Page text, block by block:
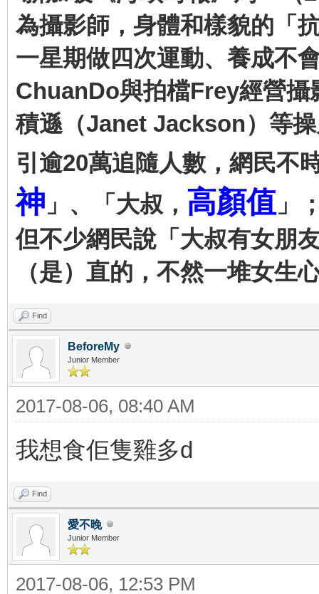
為攝影師，身體和樣貌的「
一星期做四次運動、養成不
ChuanDo與拍檔Frey經營攝
積遜（Janet Jackson）等
引逾20萬追隨人數，網民不
神 」、「大叔， 高顏值 」
但不少網民說「大叔有女朋
（是）直的，不然一堆女生
Find
BeforeMy
Junior Member
2017-08-06, 08:40 AM
我想食佢隻雞多d
Find
愛不晚
Junior Member
2017-08-06, 12:53 PM